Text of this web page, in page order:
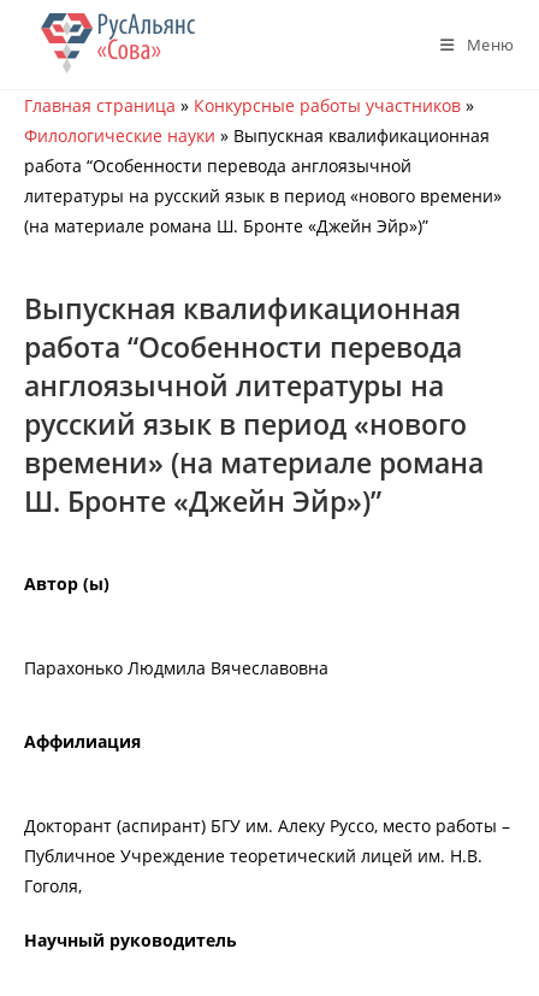
Перейти
содержимому
Меню
Главная страница » Конкурсные работы участников »
Филологические науки » Выпускная квалификационная
работа “Особенности перевода англоязычной
литературы на русский язык в период «нового времени»
(на материале романа Ш. Бронте «Джейн Эйр»)”
Выпускная квалификационная
работа “Особенности перевода
англоязычной литературы на
русский язык в период «нового
времени» (на материале романа
Ш. Бронте «Джейн Эйр»)”
Автор (ы)
Парахонько Людмила Вячеславовна
Аффилиация
Докторант (аспирант) БГУ им. Алеку Руссо, место работы –
Публичное Учреждение теоретический лицей им. Н.В.
Гоголя,
Научный руководитель